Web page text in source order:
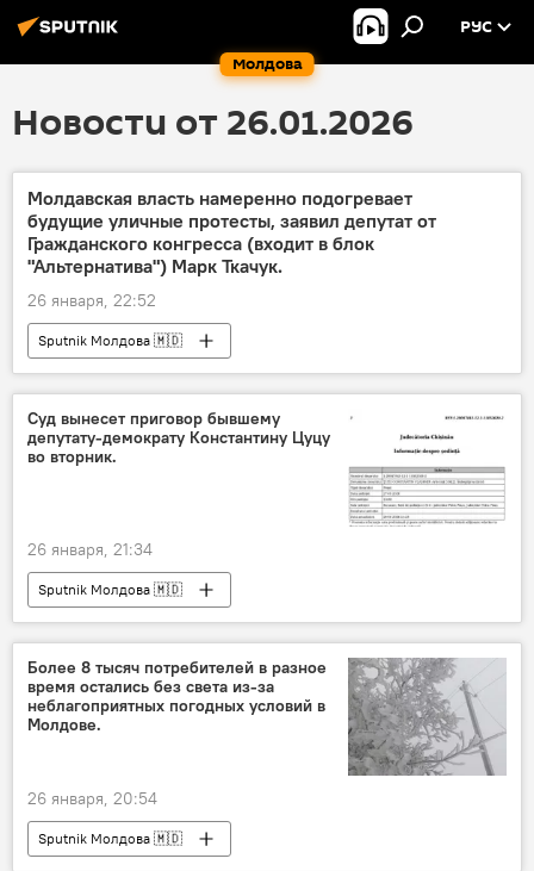
Молдова
РУС
Новости от 26.01.2026
Молдавская власть намеренно подогревает
будущие уличные протесты, заявил депутат от
Гражданского конгресса (входит в блок
"Альтернатива") Марк Ткачук.
26 января, 22:52
Sputnik Молдова 🇲🇩
Суд вынесет приговор бывшему
депутату-демократу Константину Цуцу
во вторник.
26 января, 21:34
Sputnik Молдова 🇲🇩
Более 8 тысяч потребителей в разное
время остались без света из-за
неблагоприятных погодных условий в
Молдове.
26 января, 20:54
Sputnik Молдова 🇲🇩